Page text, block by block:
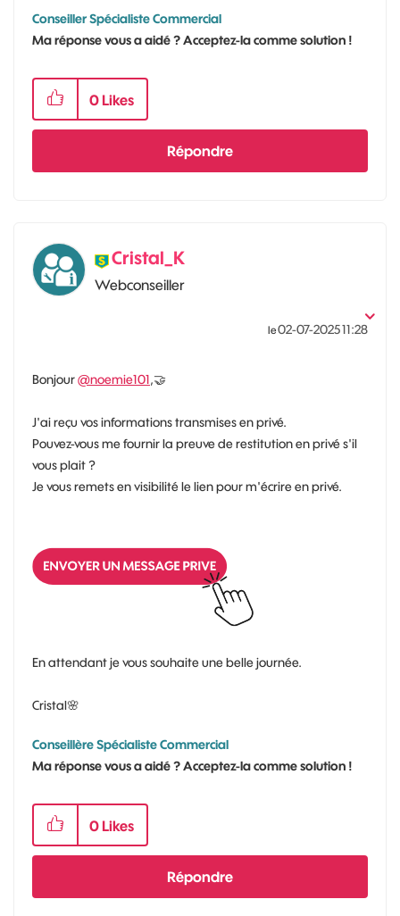
Conseiller Spécialiste Commercial
Ma réponse vous a aidé ? Acceptez-la comme solution !
0 Likes
Répondre
Cristal_K
Webconseiller
le‎02-07-202511:28
Bonjour@noemie101,🤝
J'ai reçu vos informations transmises en privé.
Pouvez-vous me fournir la preuve de restitution en privé s'il
vous plait ?
Je vous remets en visibilité le lien pour m'écrire en privé.
En attendant je vous souhaite une belle journée.
Cristal🌸
Conseillère Spécialiste Commercial
Ma réponse vous a aidé ? Acceptez-la comme solution !
0 Likes
Répondre